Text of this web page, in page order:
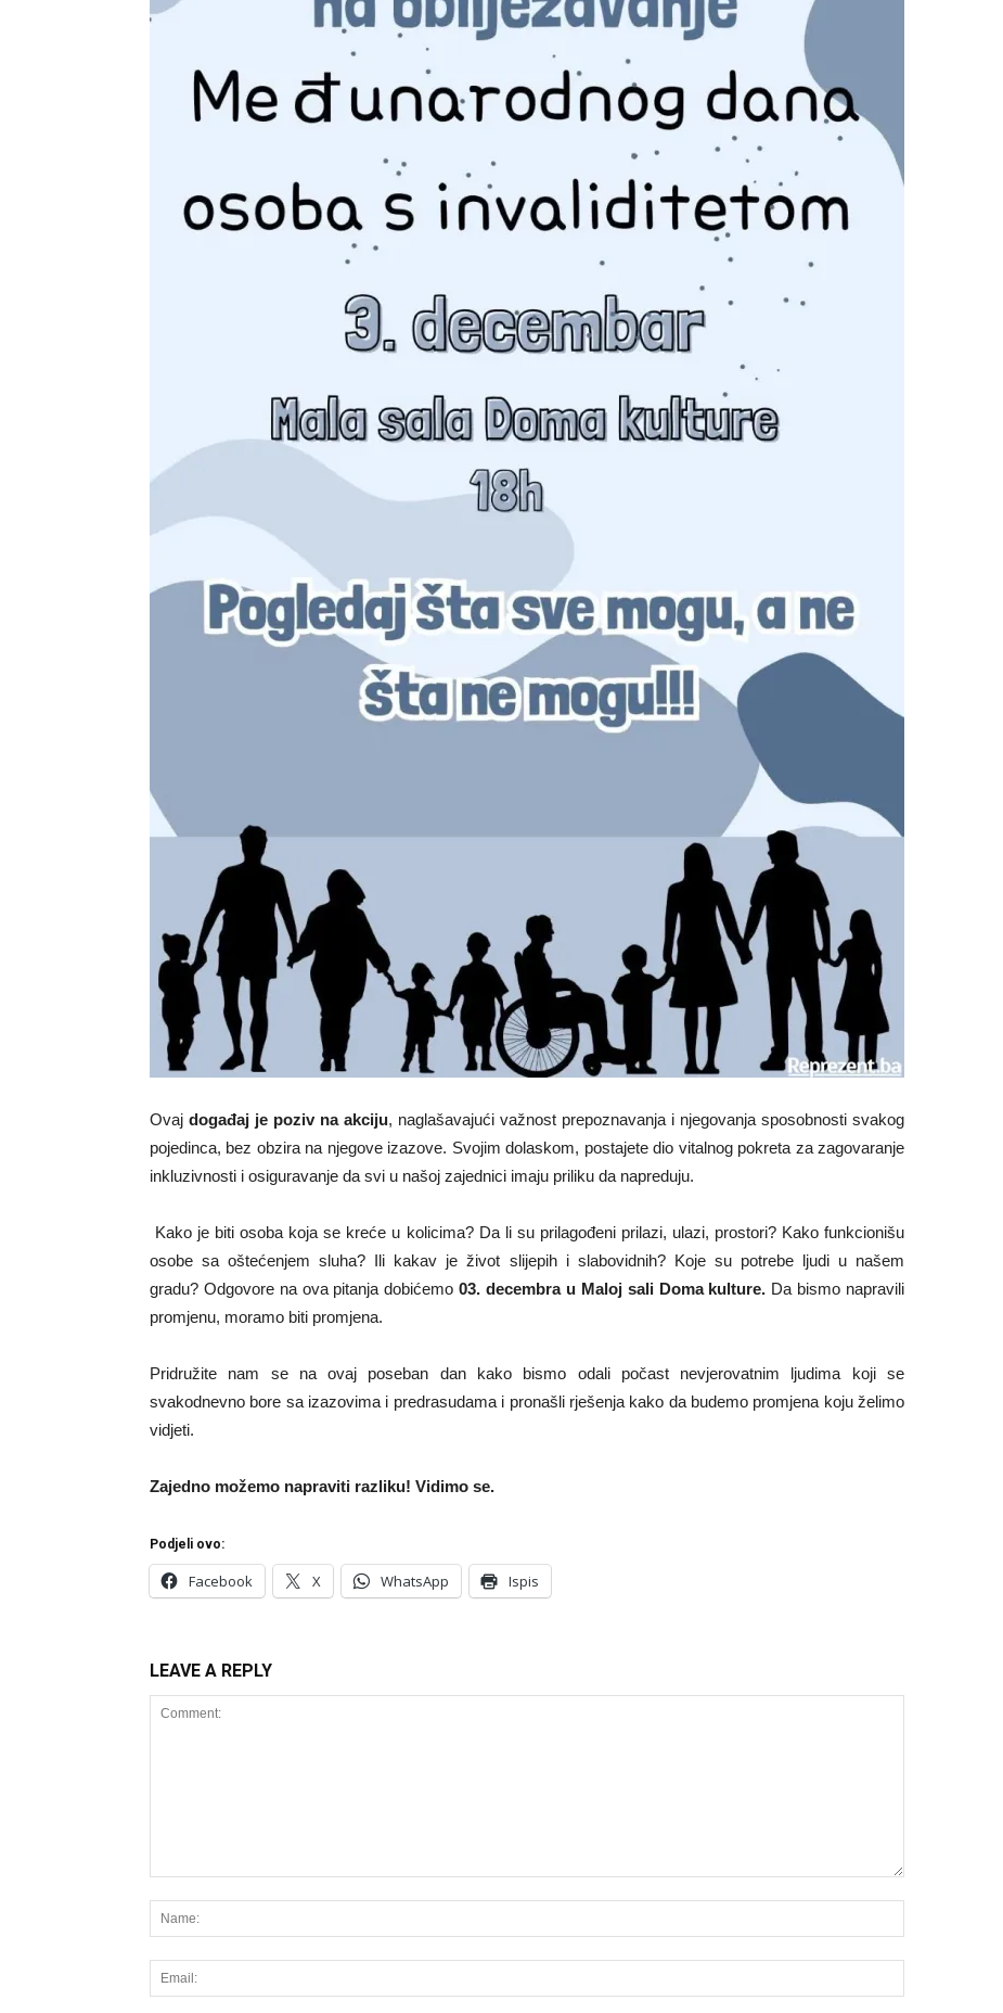
Ovaj događaj je poziv na akciju, naglašavajući važnost prepoznavanja i njegovanja sposobnosti svakog
pojedinca, bez obzira na njegove izazove. Svojim dolaskom, postajete dio vitalnog pokreta za zagovaranje
inkluzivnosti i osiguravanje da svi u našoj zajednici imaju priliku da napreduju.
Kako je biti osoba koja se kreće u kolicima? Da li su prilagođeni prilazi, ulazi, prostori? Kako funkcionišu
osobe sa oštećenjem sluha? Ili kakav je život slijepih i slabovidnih? Koje su potrebe ljudi u našem
gradu? Odgovore na ova pitanja dobićemo03. decembra u Maloj sali Doma kulture. Da bismo napravili
promjenu, moramo biti promjena.
Pridružite nam se na ovaj poseban dan kako bismo odali počast nevjerovatnim ljudima koji se
svakodnevno bore sa izazovima i predrasudama i pronašli rješenja kako da budemo promjena koju želimo
vidjeti.
Zajedno možemo napraviti razliku! Vidimo se.
Podjeli ovo:
Facebook X WhatsApp Ispis
LEAVE A REPLY